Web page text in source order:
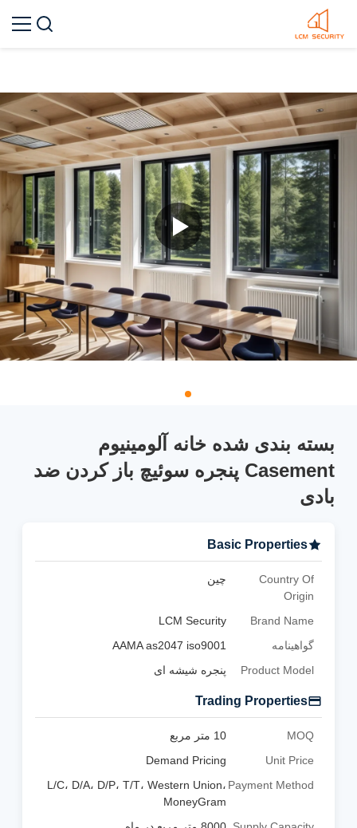
بسته بندی شده خانه آلومینیوم
Casement پنجره سوئیچ باز کردن ضد
بادی
Basic Properties
Country Of
Origin
چین
Brand Name
LCM Security
گواهینامه
AAMA as2047 iso9001
Product Model
پنجره شیشه ای
Trading Properties
MOQ
10 متر مربع
Unit Price
Demand Pricing
Payment Method L/C، D/A، D/P، T/T، Western Union،
MoneyGram